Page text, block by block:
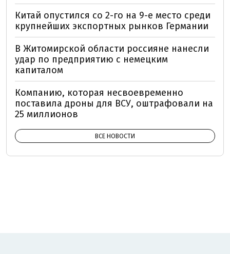
Китай опустился со 2-го на 9-е место среди
крупнейших экспортных рынков Германии
В Житомирской области россияне нанесли
удар по предприятию с немецким
капиталом
Компанию, которая несвоевременно
поставила дроны для ВСУ, оштрафовали на
25 миллионов
ВСЕ НОВОСТИ